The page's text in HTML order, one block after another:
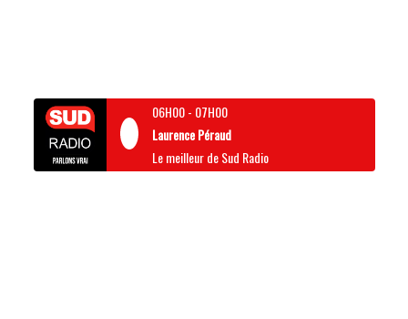
06H00- 07H00
Laurence Péraud
Le meilleur de Sud Radio